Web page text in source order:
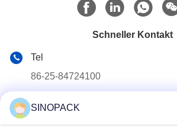
Schneller Kontakt
Tel
86-25-84724100
SINOPACK